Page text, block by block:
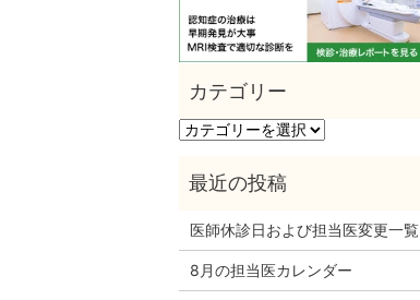
カ
ゴ
リ
医師休診日および担当医変更一覧
8月の担当医カレンダー